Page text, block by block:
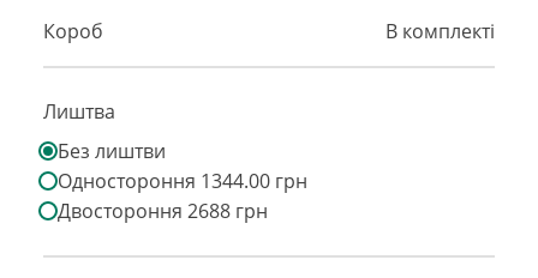
Короб В комплекті
Лиштва
Без лиштви
Одностороння 1344.00 грн
Двостороння 2688 грн